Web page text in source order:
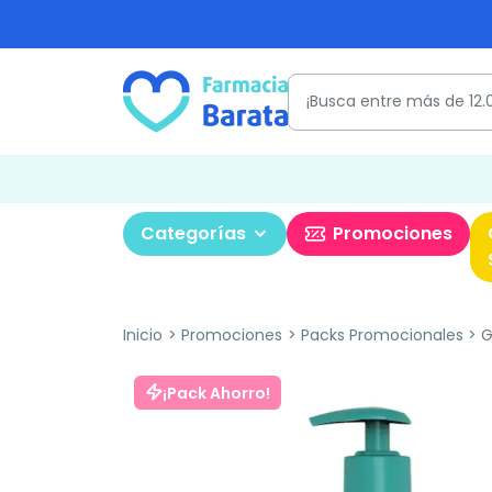
Categorías Promociones
Inicio Promociones Packs Promocionales
¡Pack Ahorro!